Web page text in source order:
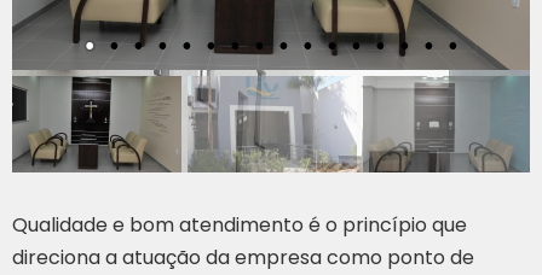
Qualidade e bom atendimento é o princípio que
direciona a atuação da empresa como ponto de